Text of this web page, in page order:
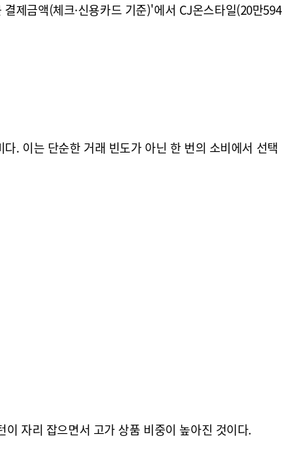
제금액(체크·신용카드 기준)'에서 CJ온스타일(20만594
. 이는 단순한 거래 빈도가 아닌 한 번의 소비에서 선택
자리 잡으면서 고가 상품 비중이 높아진 것이다.